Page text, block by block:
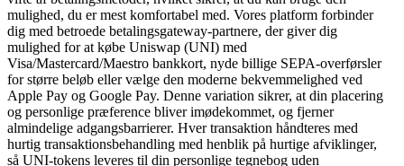
mulighed, du er mest komfortabel med. Vores platform forbinder
dig med betroede betalingsgateway-partnere, der giver dig
mulighed for at købe Uniswap (UNI) med
Visa/Mastercard/Maestro bankkort, nyde billige SEPA-overførsler
for større beløb eller vælge den moderne bekvemmelighed ved
Apple Pay og Google Pay. Denne variation sikrer, at din placering
og personlige præference bliver imødekommet, og fjerner
almindelige adgangsbarrierer. Hver transaktion håndteres med
hurtig transaktionsbehandling med henblik på hurtige afviklinger,
så UNI-tokens leveres til din personlige tegnebog uden